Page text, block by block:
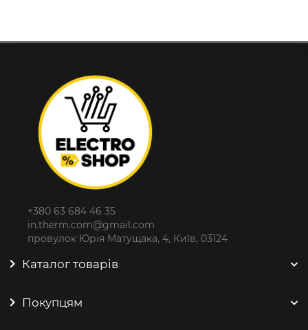
+380 63 684 46 35
in.therm.com@gmail.com
провулок Юрія Матущака, 4, Київ, 03124
Каталог товарів
Покупцям